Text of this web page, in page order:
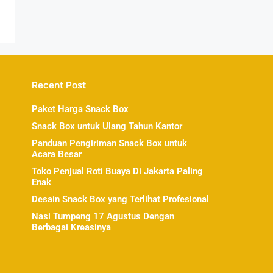
Recent Post
Paket Harga Snack Box
Snack Box untuk Ulang Tahun Kantor
Panduan Pengiriman Snack Box untuk
Acara Besar
Toko Penjual Roti Buaya Di Jakarta Paling
Enak
Desain Snack Box yang Terlihat Profesional
Nasi Tumpeng 17 Agustus Dengan
Berbagai Kreasinya